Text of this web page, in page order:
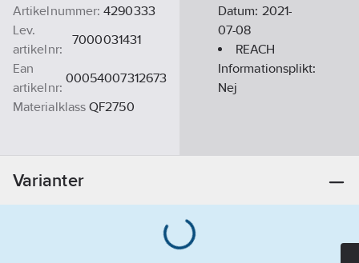
Artikelnummer: 4290333
Lev.
artikelnr:
7000031431
Ean
artikelnr:
00054007312673
Materialklass QF2750
Datum: 2021-
07-08
REACH
Informationsplikt:
Nej
Varianter